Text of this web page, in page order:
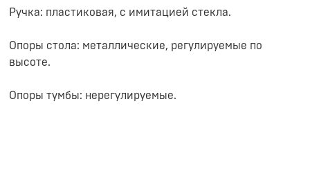
Ручка: пластиковая, с имитацией стекла.
Опоры стола: металлические, регулируемые по
высоте.
Опоры тумбы: нерегулируемые.